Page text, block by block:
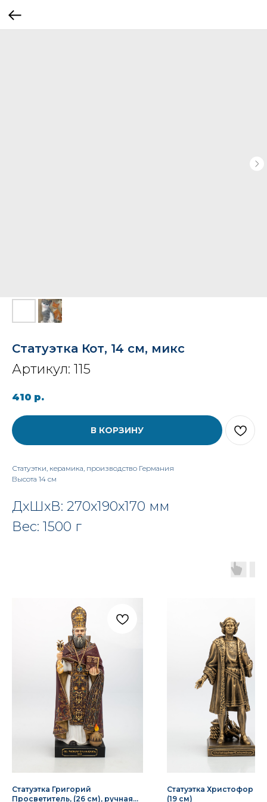
Статуэтка Кот, 14 см, микс
Артикул: 115
410 р.
В КОРЗИНУ
Статуэтки, керамика, производство Германия
Высота 14 см
ДxШxВ: 270x190x170 мм
Вес: 1500 г
Статуэтка Григорий
Просветитель, (26 см), ручная
Статуэтка Христофор
(19 см)